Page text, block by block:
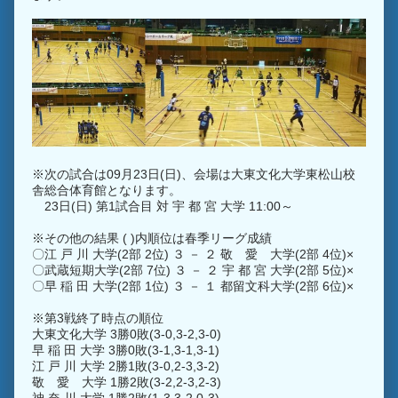
※次の試合は09月23日(日)、会場は大東文化大学東松山校
舎総合体育館となります。
23日(日) 第1試合目 対 宇 都 宮 大学 11:00～
※その他の結果 ( )内順位は春季リーグ成績
〇江 戸 川 大学(2部 2位) ３ － ２ 敬 愛 大学(2部 4位)×
〇武蔵短期大学(2部 7位) ３ － ２ 宇 都 宮 大学(2部 5位)×
〇早 稲 田 大学(2部 1位) ３ － １ 都留文科大学(2部 6位)×
※第3戦終了時点の順位
大東文化大学 3勝0敗(3-0,3-2,3-0)
早 稲 田 大学 3勝0敗(3-1,3-1,3-1)
江 戸 川 大学 2勝1敗(3-0,2-3,3-2)
敬 愛 大学 1勝2敗(3-2,2-3,2-3)